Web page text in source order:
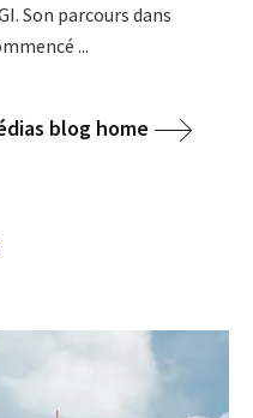
Son parcours dans
...
blog home